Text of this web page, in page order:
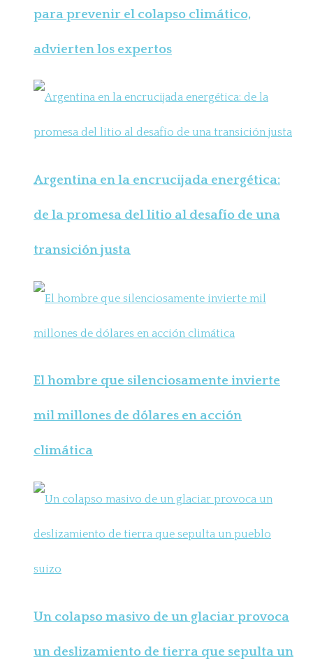
para prevenir el colapso climático,
advierten los expertos
Argentina en la encrucijada energética:
de la promesa del litio al desafío de una
transición justa
El hombre que silenciosamente invierte
mil millones de dólares en acción
climática
Un colapso masivo de un glaciar provoca
un deslizamiento de tierra que sepulta un